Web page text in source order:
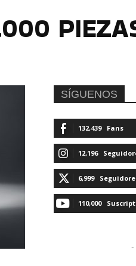
SÍGUENOS
132,439 Fans
12,196
6,999
110,000
-